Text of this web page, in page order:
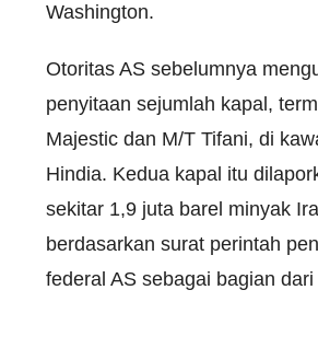
Washington.
Otoritas AS sebelumnya
penyitaan sejumlah kapal,
Majestic dan M/T Tifani, di
Hindia. Kedua kapal itu
sekitar 1,9 juta barel minyak
berdasarkan surat perintah
federal AS sebagai bagian